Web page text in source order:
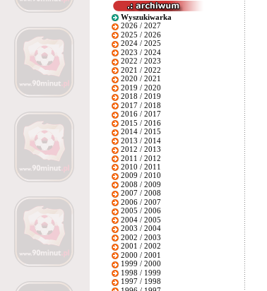
Wyszukiwarka
2026 / 2027
2025 / 2026
2024 / 2025
2023 / 2024
2022 / 2023
2021 / 2022
2020 / 2021
2019 / 2020
2018 / 2019
2017 / 2018
2016 / 2017
2015 / 2016
2014 / 2015
2013 / 2014
2012 / 2013
2011 / 2012
2010 / 2011
2009 / 2010
2008 / 2009
2007 / 2008
2006 / 2007
2005 / 2006
2004 / 2005
2003 / 2004
2002 / 2003
2001 / 2002
2000 / 2001
1999 / 2000
1998 / 1999
1997 / 1998